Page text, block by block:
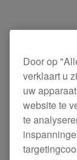
Door op
verklaart u
uw
website te
te